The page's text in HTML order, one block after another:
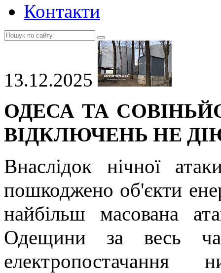
Контакти
13.12.2025
ОДЕСА ТА
ВІДКЛЮЧЕНЬ НЕ
Внаслідок нічної
пошкоджено об'єкти
найбільш масована
Одещини за весь
електропостачання